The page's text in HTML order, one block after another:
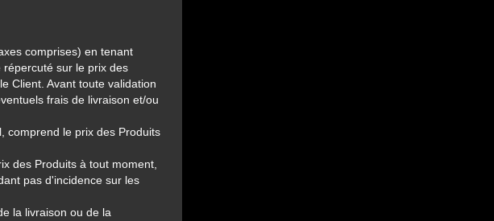
comprises) en tenant
répercuté sur le prix des
Client. Avant toute validation
frais de livraison et/ou
comprend le prix des Produits
des Produits à tout moment,
pas d'incidence sur les
la livraison ou de la